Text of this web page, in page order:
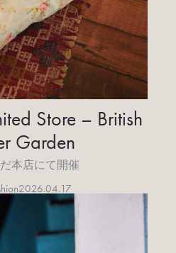
Store – British
Garden
本店にて開催
2026.04.17